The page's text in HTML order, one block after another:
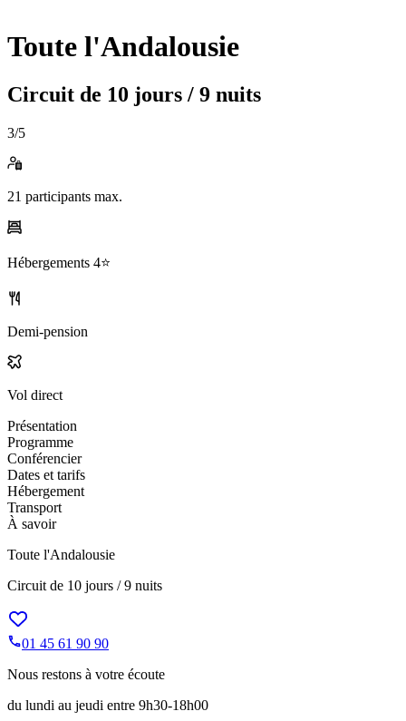
Toute l'Andalousie
Circuit de 10 jours / 9 nuits
3/5
21 participants max.
Hébergements 4⭐️
Demi-pension
Vol direct
Présentation
Programme
Conférencier
Dates et tarifs
Hébergement
Transport
À savoir
Toute l'Andalousie
Circuit de 10 jours / 9 nuits
01 45 61 90 90
Nous restons à votre écoute
du lundi au jeudi entre 9h30-18h00